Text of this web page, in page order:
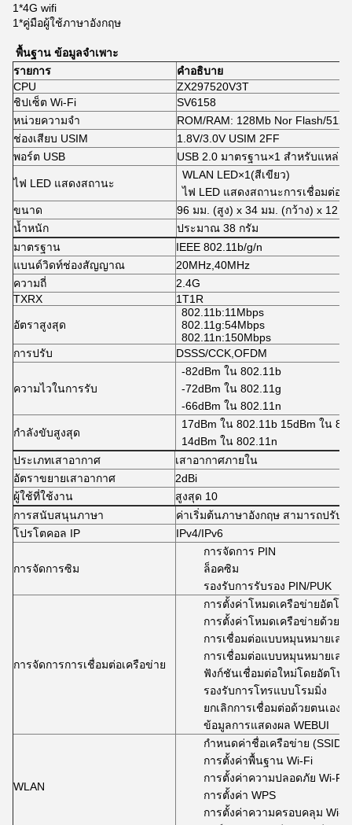
1*4G wifi
1*คู่มือผู้ใช้ภาษาอังกฤษ
พื้นฐาน ข้อมูลจำเพาะ
รายการ
คำอธิบาย
CPU
ZX297520V3T
ชิปเซ็ต Wi-Fi
SV6158
หน่วยความจำ
ROM/RAM: 128Mb Nor Flash/
ช่องเสียบ USIM
1.8V/3.0V USIM 2FF
พอร์ต USB
USB 2.0 มาตรฐาน×1 สำหรับแหล่ง
ไฟ LED แสดงสถานะ
WLAN LED×1(สีเขียว)
ไฟ LED แสดงสถานะการเชื่อมต่อ
ขนาด
96 มม. (สูง) x 34 มม. (กว้าง) x 12 ม
น้ำหนัก
ประมาณ 38 กรัม
มาตรฐาน
IEEE 802.11b/g/n
แบนด์วิดท์ช่องสัญญาณ
20MHz,40MHz
ความถี่
2.4G
TXRX
1T1R
อัตราสูงสุด
802.11b:11Mbps
802.11g:54Mbps
802.11n:150Mbps
การปรับ
DSSS/CCK,OFDM
ความไวในการรับ
-82dBm ใน 802.11b
-72dBm ใน 802.11g
-66dBm ใน 802.11n
กำลังขับสูงสุด
17dBm ใน 802.11b 15dBm ใน
14dBm ใน 802.11n
ประเภทเสาอากาศ
เสาอากาศภายใน
อัตราขยายเสาอากาศ
2dBi
ผู้ใช้ที่ใช้งาน
สูงสุด 10
การสนับสนุนภาษา
ค่าเริ่มต้นภาษาอังกฤษ สามารถปรับ
โปรโตคอล IP
IPv4/IPv6
การจัดการซิม
การจัดการ PIN
ล็อคซิม
รองรับการรับรอง PIN/PUK
การจัดการการเชื่อมต่อเครือข่าย
การตั้งค่าโหมดเครือข่ายอัตโน
การตั้งค่าโหมดเครือข่ายด้วยต
การเชื่อมต่อแบบหมุนหมายเล
การเชื่อมต่อแบบหมุนหมายเลข
ฟังก์ชันเชื่อมต่อใหม่โดยอัตโน
รองรับการโทรแบบโรมมิ่ง
ยกเลิกการเชื่อมต่อด้วยตนเอง
ข้อมูลการแสดงผล WEBUI
WLAN
กำหนดค่าชื่อเครือข่าย
การตั้งค่าพื้นฐาน Wi-Fi
การตั้งค่าความปลอดภัย Wi-Fi
การตั้งค่า WPS
การตั้งค่าความครอบคลุม Wi-Fi